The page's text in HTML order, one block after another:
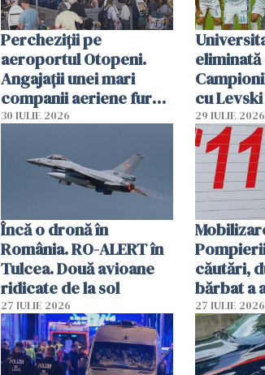
Percheziții pe
aeroportul Otopeni.
Angajații unei mari
companii aeriene furau
parfumuri, ceasuri și
vânzării
30 IULIE 2026
cu
29 IULIE 2026
Încă o dronă în
România. RO-ALERT în
Tulcea. Două avioane
ridicate de la sol
27 IULIE 2026
căutări,
bărbat a
că a
luminos
27 IULIE 2026